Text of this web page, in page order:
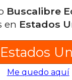
0% (0)
0% (0)
0% (0)
Buscalibre
en Estados
Me quedo aquí